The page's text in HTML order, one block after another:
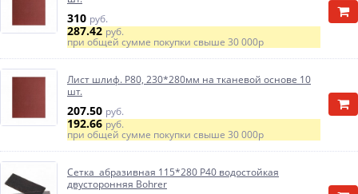
310 руб.
287.42руб.
при общей сумме покупки свыше 30 000р
Лист шлиф. Р80, 230*280мм на тканевой основе 10
шт.
207.50 руб.
192.66руб.
при общей сумме покупки свыше 30 000р
Сетка абразивная 115*280 P40 водостойкая
двусторонняя Bohrer